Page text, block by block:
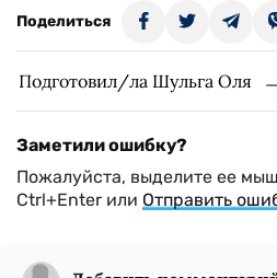
Поделиться
Подготовил/ла Шульга Оля
Заметили ошибку?
Пожалуйста, выделите ее
Ctrl+Enter или Отправить